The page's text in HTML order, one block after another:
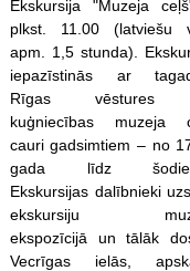
Ekskursija "Muzeja
plkst. 11.00 (latviešu
apm. 1,5 stunda).
iepazīstinās ar
Rīgas vēstures
kuģniecības muzeja
cauri gadsimtiem – no
gada līdz
Ekskursijas dalībnieki
ekskursiju
ekspozīcijā un tālāk
Vecrīgas ielās,